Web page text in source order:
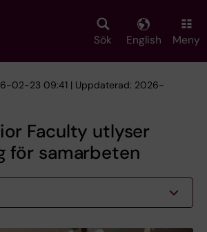
Sök English Meny
02-23 09:41 | Uppdaterad: 2026-
Faculty utlyser
för samarbeten